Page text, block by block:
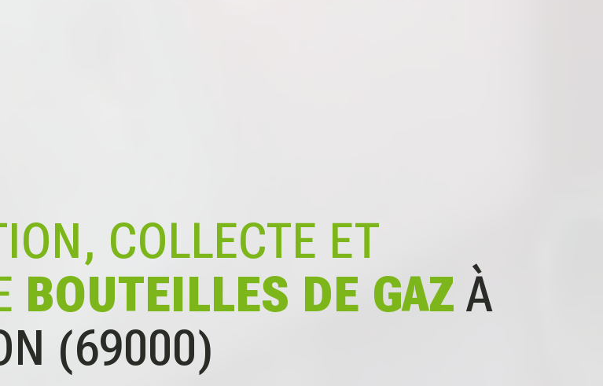
COLLECTE ET
BOUTEILLES DE GAZ À
(69000)